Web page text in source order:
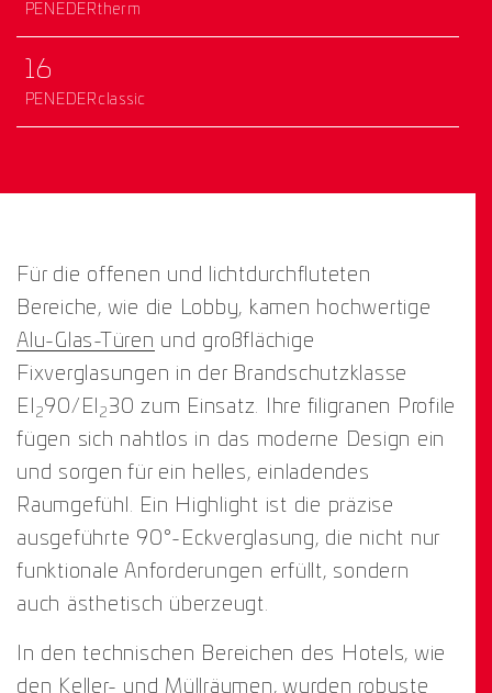
PENEDERtherm
16
PENEDERclassic
Für die offenen und lichtdurchfluteten
Bereiche, wie die Lobby, kamen hochwertige
Alu-Glas-Türen und großflächige
Fixverglasungen in der Brandschutzklasse
EI 290/EI 2 30 zum Einsatz. Ihre filigranen Profile
fügen sich nahtlos in das moderne Design ein
und sorgen für ein helles, einladendes
Raumgefühl. Ein Highlight ist die präzise
ausgeführte 90°-Eckverglasung, die nicht nur
funktionale Anforderungen erfüllt, sondern
auch ästhetisch überzeugt.
In den technischen Bereichen des Hotels, wie
den Keller- und Müllräumen, wurden robuste